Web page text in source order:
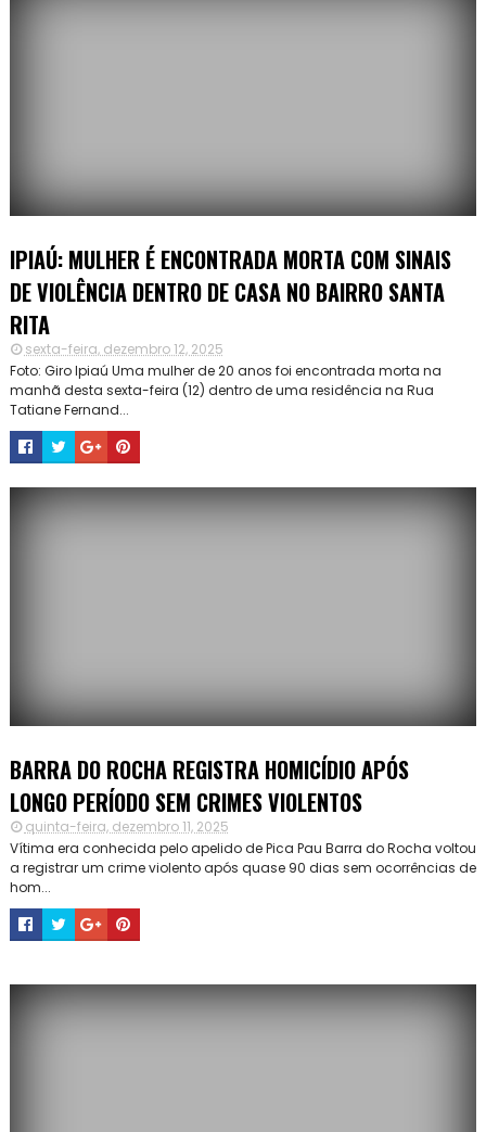
IPIAÚ: MULHER É ENCONTRADA MORTA COM SINAIS
DE VIOLÊNCIA DENTRO DE CASA NO BAIRRO SANTA
RITA
sexta-feira, dezembro 12, 2025
Foto: Giro Ipiaú Uma mulher de 20 anos foi encontrada morta na
manhã desta sexta-feira (12) dentro de uma residência na Rua
Tatiane Fernand...
BARRA DO ROCHA REGISTRA HOMICÍDIO APÓS
LONGO PERÍODO SEM CRIMES VIOLENTOS
quinta-feira, dezembro 11, 2025
Vítima era conhecida pelo apelido de Pica Pau Barra do Rocha voltou
a registrar um crime violento após quase 90 dias sem ocorrências de
hom...